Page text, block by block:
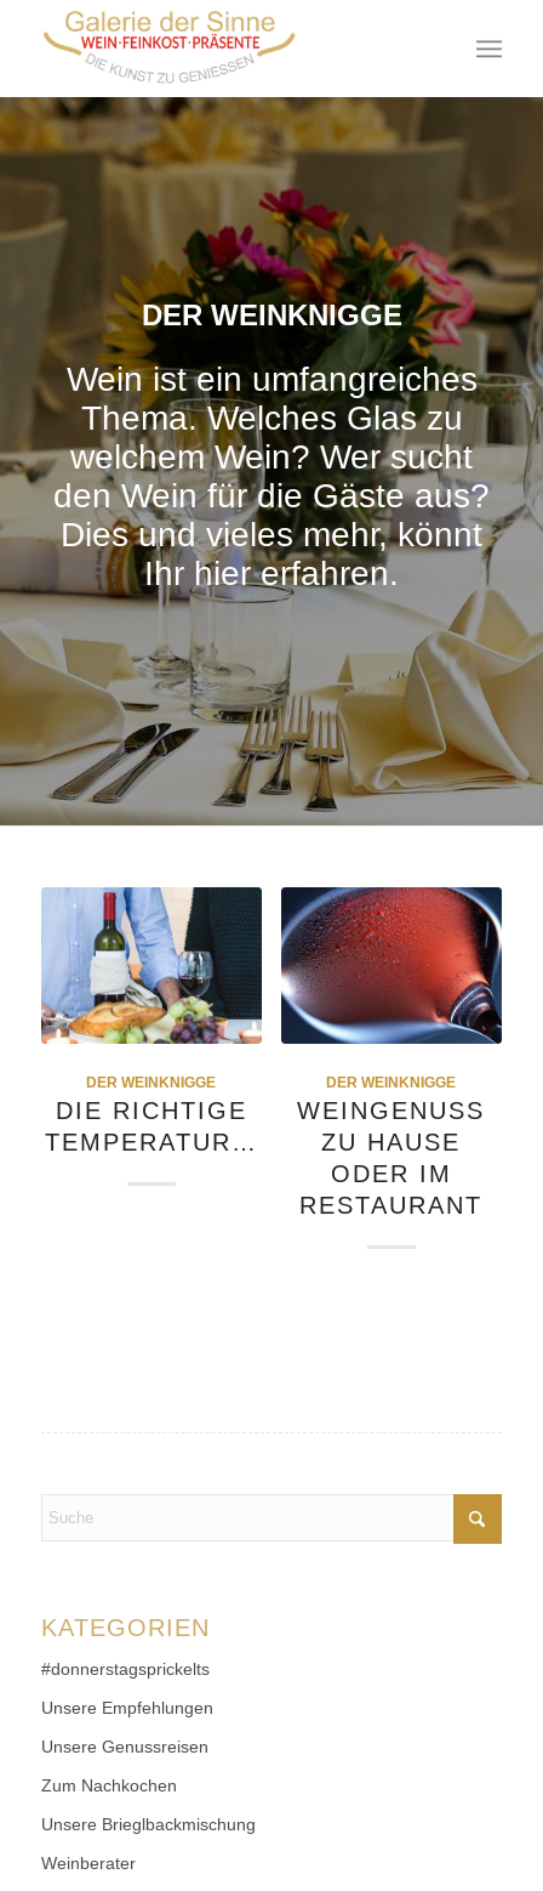
DER WEINKNIGGE
Wein ist ein umfangreiches
Thema. Welches Glas zu
welchem Wein? Wer sucht
den Wein für die Gäste aus?
Dies und vieles mehr, könnt
Ihr hier erfahren.
DER WEINKNIGGE
DIE RICHTIGE
TEMPERATUR…
DER WEINKNIGGE
WEINGENUSS
ZU HAUSE
ODER IM
RESTAURANT
KATEGORIEN
#donnerstagsprickelts
Unsere Empfehlungen
Unsere Genussreisen
Zum Nachkochen
Unsere Brieglbackmischung
Weinberater